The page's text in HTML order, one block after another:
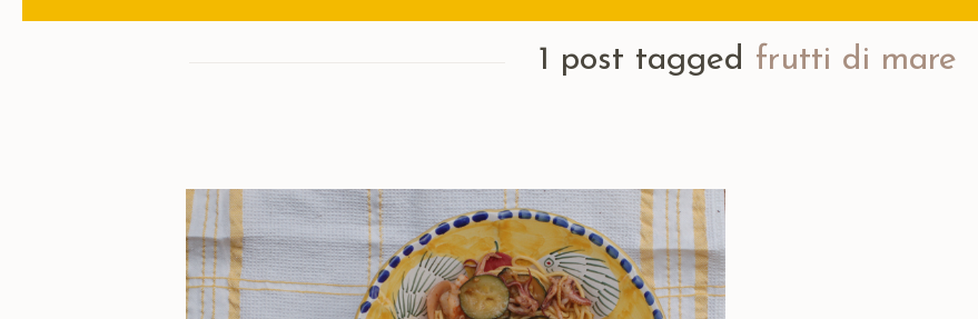
1 post tagged frutti di mare